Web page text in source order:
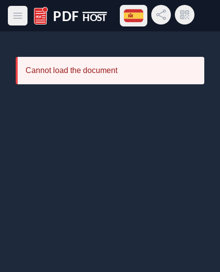
Abrir menú principal
PDF Host
Abrir menú de idiomas
Compartir enlace
Código QR
Cannot load the document